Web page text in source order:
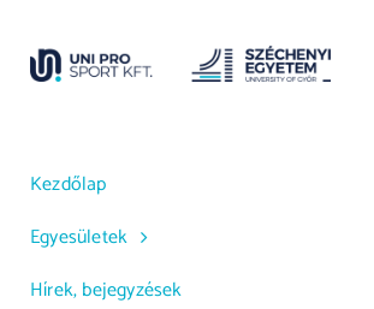
Kezdőlap
Egyesületek
Hírek, bejegyzések